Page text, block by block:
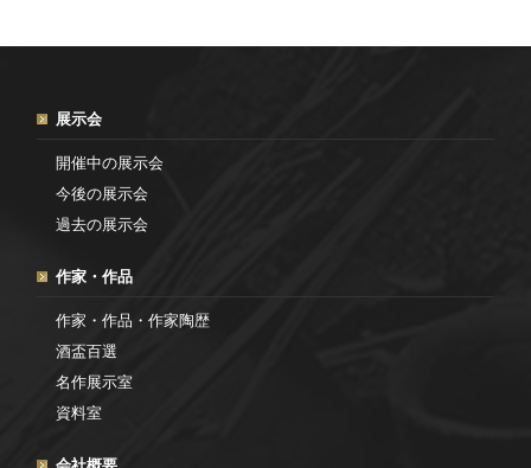
展示会
開催中の展示会
今後の展示会
過去の展示会
作家・作品
作家・作品・作家陶歴
酒盃百選
名作展示室
資料室